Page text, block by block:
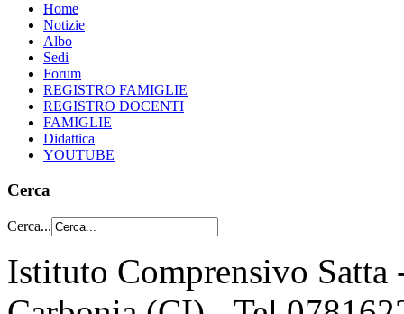
Home
Notizie
Albo
Sedi
Forum
REGISTRO FAMIGLIE
REGISTRO DOCENTI
FAMIGLIE
Didattica
YOUTUBE
Cerca
Cerca...
Istituto Comprensivo